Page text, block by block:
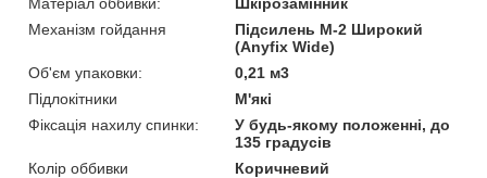
Механізм гойдання
Підсилень M-2 Широкий
(Anyfix Wide)
Об'єм упаковки:
0,21 м3
Підлокітники
М'які
Фіксація нахилу спинки:
У будь-якому положенні, до
135 градусів
Колір оббивки
Коричневий